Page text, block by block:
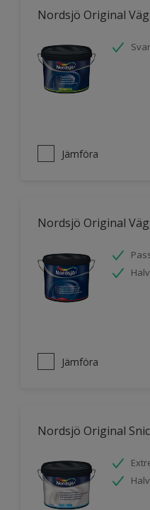
Nordsjö Original
Jämföra
Nordsjö Original
Jämföra
Nordsjö Original